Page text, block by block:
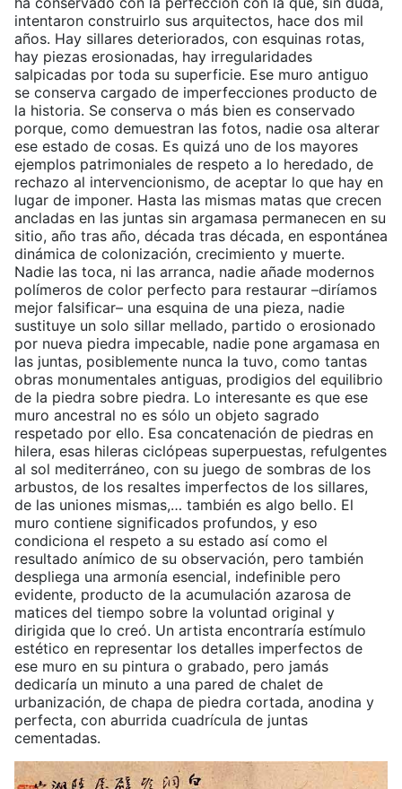
intentaron construirlo sus arquitectos, hace dos mil
años. Hay sillares deteriorados, con esquinas rotas,
hay piezas erosionadas, hay irregularidades
salpicadas por toda su superficie. Ese muro antiguo
se conserva cargado de imperfecciones producto de
la historia. Se conserva o más bien es conservado
porque, como demuestran las fotos, nadie osa alterar
ese estado de cosas. Es quizá uno de los mayores
ejemplos patrimoniales de respeto a lo heredado, de
rechazo al intervencionismo, de aceptar lo que hay en
lugar de imponer. Hasta las mismas matas que crecen
ancladas en las juntas sin argamasa permanecen en su
sitio, año tras año, década tras década, en espontánea
dinámica de colonización, crecimiento y muerte.
Nadie las toca, ni las arranca, nadie añade modernos
polímeros de color perfecto para restaurar –diríamos
mejor falsificar– una esquina de una pieza, nadie
sustituye un solo sillar mellado, partido o erosionado
por nueva piedra impecable, nadie pone argamasa en
las juntas, posiblemente nunca la tuvo, como tantas
obras monumentales antiguas, prodigios del equilibrio
de la piedra sobre piedra. Lo interesante es que ese
muro ancestral no es sólo un objeto sagrado
respetado por ello. Esa concatenación de piedras en
hilera, esas hileras ciclópeas superpuestas, refulgentes
al sol mediterráneo, con su juego de sombras de los
arbustos, de los resaltes imperfectos de los sillares,
de las uniones mismas,… también es algo bello. El
muro contiene significados profundos, y eso
condiciona el respeto a su estado así como el
resultado anímico de su observación, pero también
despliega una armonía esencial, indefinible pero
evidente, producto de la acumulación azarosa de
matices del tiempo sobre la voluntad original y
dirigida que lo creó. Un artista encontraría estímulo
estético en representar los detalles imperfectos de
ese muro en su pintura o grabado, pero jamás
dedicaría un minuto a una pared de chalet de
urbanización, de chapa de piedra cortada, anodina y
perfecta, con aburrida cuadrícula de juntas
cementadas.